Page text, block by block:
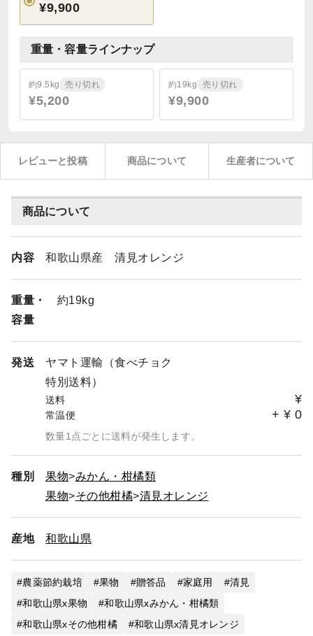
¥9,900
重量・容量ラインナップ
約9.5kg 売り切れ
¥5,200
約19kg 売り切れ
¥9,900
レビューと投稿 商品について 生産者について
商品について
内容 和歌山県産 清見オレンジ
重量・
容量
約19kg
発送
ヤマト運輸（食べチョク
特別送料）
送料 ¥
常温便 + ¥ 0
数量1点ごとに送料が発生します。
種別 果物
みかん・柑橘類
果物
その他柑橘 清見オレンジ
産地 和歌山県
農薬節約栽培 果物 贈答品 家庭用
清見
和歌山県x果物
和歌山県xみかん・柑橘類
和歌山県xその他柑橘
和歌山県x清見オレンジ